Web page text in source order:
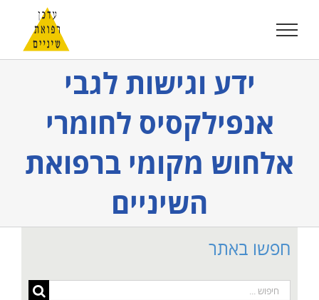
לתוכן
ידע וגישות לגבי
אנפילקסיס לחומרי
אלחוש מקומי ברפואת
השיניים
חפשו באתר
חיפוש...